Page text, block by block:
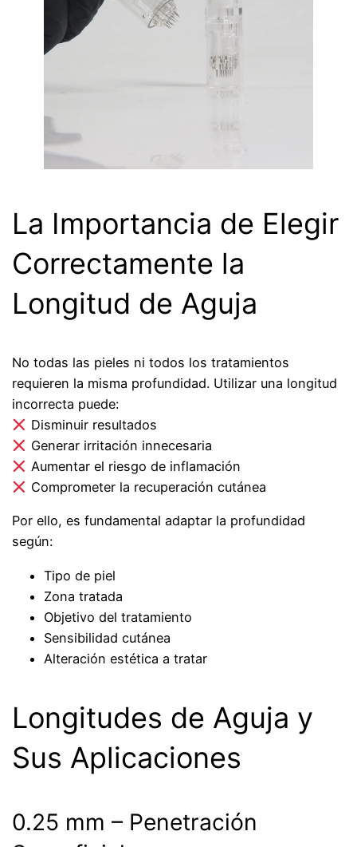
La Importancia de Elegir
Correctamente la
Longitud de Aguja
No todas las pieles ni todos los tratamientos
requieren la misma profundidad. Utilizar una longitud
incorrecta puede:
Disminuir resultados
Generar irritación innecesaria
Aumentar el riesgo de inflamación
Comprometer la recuperación cutánea
Por ello, es fundamental adaptar la profundidad
según:
Tipo de piel
Zona tratada
Objetivo del tratamiento
Sensibilidad cutánea
Alteración estética a tratar
Longitudes de Aguja y
Sus Aplicaciones
0.25 mm – Penetración